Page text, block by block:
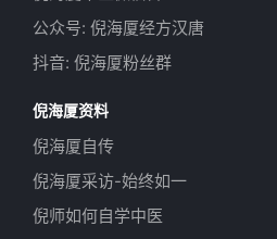
公众号: 倪海厦经方汉唐
抖音: 倪海厦粉丝群
倪海厦资料
倪海厦自传
倪海厦采访-始终如一
倪师如何自学中医